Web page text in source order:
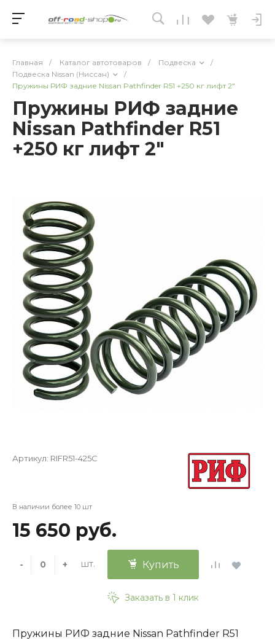
Главная / Каталог автотоваров / Подвеска
/
Подвеска Nissan (Ниссан)
/
Пружины РИФ задние Nissan Pathfinder R51 +250 кг лифт 2"
Пружины РИФ задние
Nissan Pathfinder R51
+250 кг лифт 2"
Артикул: RIFR51-425C
В наличии более 10 шт
15 650 руб.
- + шт. Купить
Заказать в 1 клик
Пружины РИФ задние Nissan Pathfinder R51